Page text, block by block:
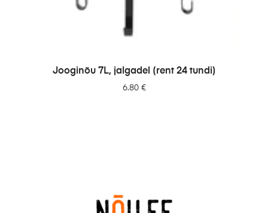
LISA PÄRINGUSSE
Jooginõu 7L, jalgadel (rent 24 tundi)
6.80 €